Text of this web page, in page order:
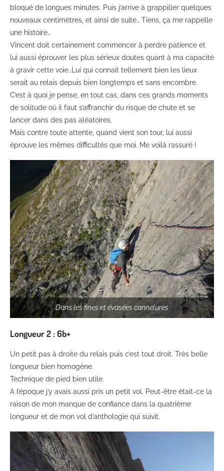
bloqué de longues minutes. Puis j’arrive à grappiller quelques
nouveaux centimètres, et ainsi de suite… Tiens, ça me rappelle
une histoire…
Vincent doit certainement commencer à perdre patience et
lui aussi éprouver les plus sérieux doutes quant à ma capacité
à gravir cette voie…Lui qui connait tellement bien les lieux
serait au relais depuis bien longtemps et sans encombre.
C’est à quoi je pense, en tout cas, dans ces grands moments
de solitude où il faut s’affranchir du risque de chute et se
lancer dans des pas aléatoires.
Mais contre toute attente, quand vient son tour, lui aussi
éprouve les mêmes difficultés que moi. Me voilà rassuré !
Dans les fines et évasées cannelures
Longueur 2 : 6b+
Un petit pas à droite du relais puis c’est tout droit. Très belle
longueur bien homogène.
Technique de pied bien utile.
A l’époque j’y avais aussi pris un petit vol. Peut-être était-ce la
raison de mon manque de confiance dans la quatrième
longueur et de mon vol d’anthologie qui suivit.